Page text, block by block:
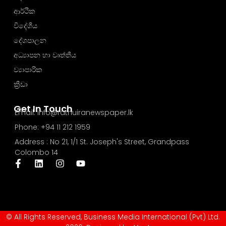
Get In Touch
Email: info@rathuiranewspaper.lk
Phone: +94 11 212 1959
Address : No 21, 1/1 St. Joseph's Street, Grandpass
Colombo 14
ආර්ථික
විදේශීය
දේශපාලන
අධ්‍යාපන හා වෘත්තීය
ව්‍යාපාරික
ක්‍රීඩා
© All Rights Reserved, Business Media International (Pvt) Ltd.